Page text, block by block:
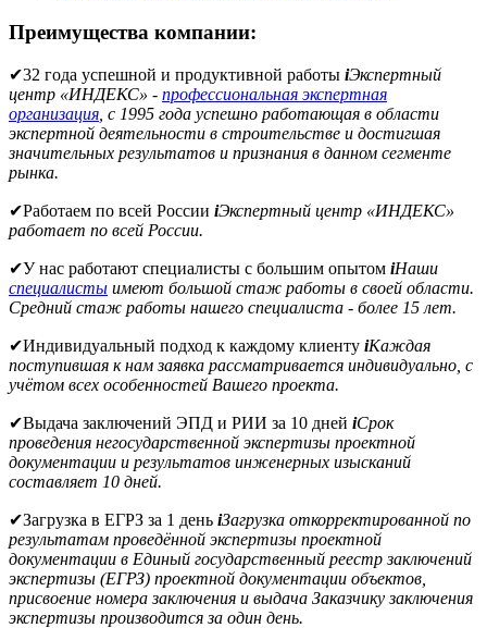
Преимущества компании:
✔32 года успешной и продуктивной работы iЭкспертный
центр «ИНДЕКС» - профессиональная экспертная
организация, с 1995 года успешно работающая в области
экспертной деятельности в строительстве и достигшая
значительных результатов и признания в данном сегменте
рынка.
✔Работаем по всей России iЭкспертный центр «ИНДЕКС»
работает по всей России.
✔У нас работают специалисты с большим опытом iНаши
специалисты имеют большой стаж работы в своей области.
Средний стаж работы нашего специалиста - более 15 лет.
✔Индивидуальный подход к каждому клиенту iКаждая
поступившая к нам заявка рассматривается индивидуально, с
учётом всех особенностей Вашего проекта.
✔Выдача заключений ЭПД и РИИ за 10 дней iСрок
проведения негосударственной экспертизы проектной
документации и результатов инженерных изысканий
составляет 10 дней.
✔Загрузка в ЕГРЗ за 1 день iЗагрузка откорректированной по
результатам проведённой экспертизы проектной
документации в Единый государственный реестр заключений
экспертизы (ЕГРЗ) проектной документации объектов,
присвоение номера заключения и выдача Заказчику заключения
экспертизы производится за один день.